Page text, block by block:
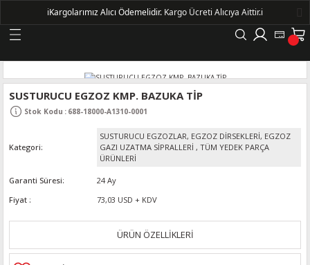
Geri Dön
SUSTURUCU EGZOZ KMP. BAZUKA TİP
Stok Kodu : 688-18000-A1310-0001
Kategori
SUSTURUCU EGZOZLAR, EGZOZ DİRSEKLERİ, EGZOZ
GAZI UZATMA SİPRALLERİ , TÜM YEDEK PARÇA
ÜRÜNLERİ
Garanti Süresi
24 Ay
Fiyat
73,03 USD + KDV
ÜRÜN ÖZELLİKLERİ
ℹ️Kargolarımız Alıcı Ödemelidir. Kargo Ücreti Alıcıya Aittir.ℹ️